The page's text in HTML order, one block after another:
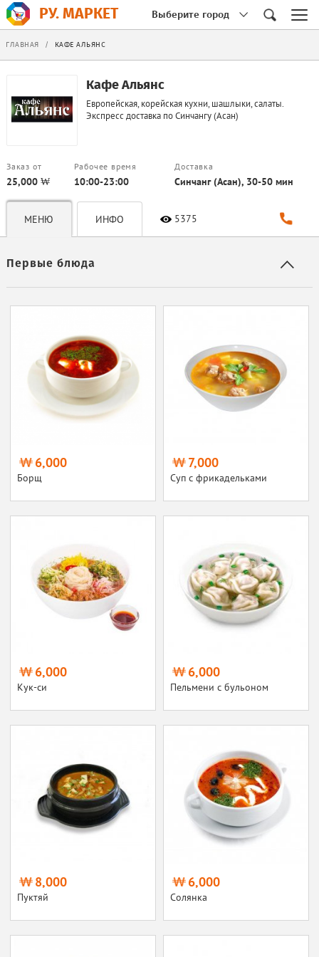
РУ. МАРКЕТ Выберите город
ГЛАВНАЯ / КАФЕ АЛЬЯНС
Кафе Альянс
Европейская, корейская кухни, шашлыки, салаты.
Экспресс доставка по Синчангу (Асан)
Заказ от
25,000 ₩
Рабочее время
10:00-23:00
Доставка
Синчанг (Асан), 30-50 мин
МЕНЮ ИНФО 5375
Первые блюда
6,000
Борщ
7,000
Суп с фрикадельками
6,000
Кук-си
6,000
Пельмени с бульоном
8,000
Пуктяй
6,000
Солянка